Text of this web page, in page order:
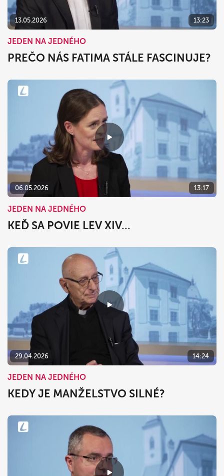
13.05.2026 13:23
JEDEN NA JEDNÉHO
PREČO NÁS FATIMA STÁLE FASCINUJE?
06.05.2026 13:17
JEDEN NA JEDNÉHO
KEĎ SA POVIE LEV XIV...
29.04.2026 14:24
JEDEN NA JEDNÉHO
KEDY JE MANŽELSTVO SILNÉ?